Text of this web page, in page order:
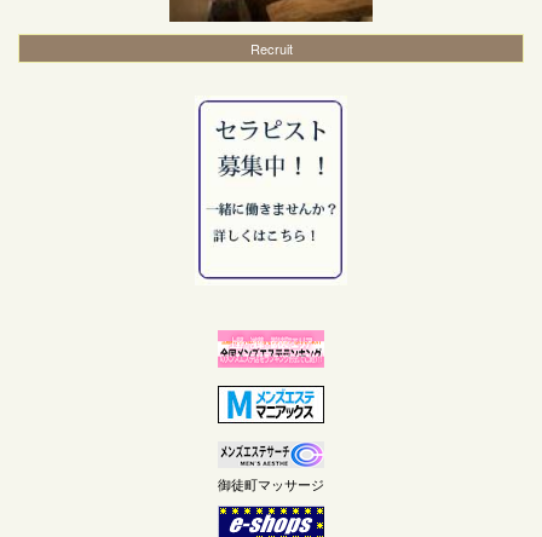
Recruit
御徒町マッサージ